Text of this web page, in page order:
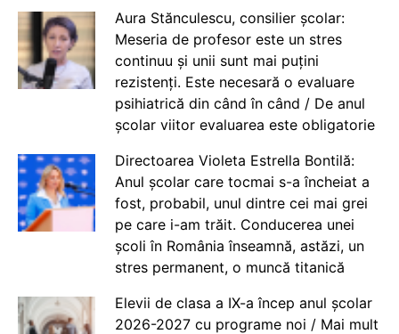
Aura Stănculescu, consilier școlar:
Meseria de profesor este un stres
continuu și unii sunt mai puțini
rezistenți. Este necesară o evaluare
psihiatrică din când în când / De anul
școlar viitor evaluarea este obligatorie
Directoarea Violeta Estrella Bontilă:
Anul școlar care tocmai s-a încheiat a
fost, probabil, unul dintre cei mai grei
pe care i-am trăit. Conducerea unei
școli în România înseamnă, astăzi, un
stres permanent, o muncă titanică
Elevii de clasa a IX-a încep anul școlar
2026-2027 cu programe noi / Mai mult